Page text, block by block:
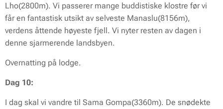
Lho(2800m). Vi passerer mange buddistiske klostre før vi
får en fantastisk utsikt av selveste Manaslu(8156m),
verdens åttende høyeste fjell. Vi nyter resten av dagen i
denne sjarmerende landsbyen.
Overnatting på lodge.
Dag 10:
I dag skal vi vandre til Sama Gompa(3360m). De snødekte